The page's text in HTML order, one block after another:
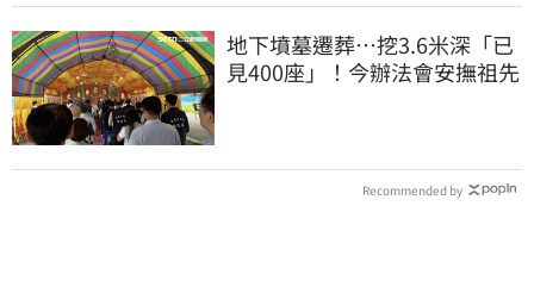
地下墳墓遷葬…挖3.6米深「已
見400座」！今辦法會安撫祖先
Recommended by